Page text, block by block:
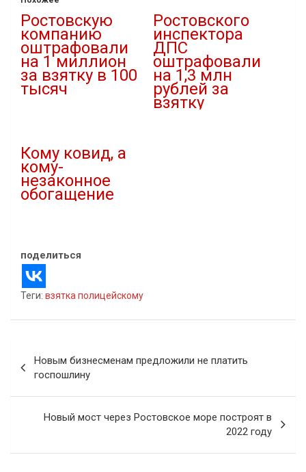
Ростовскую
компанию
оштрафовали
на 1 миллион
за взятку в 100
тысяч
Ростовского
инспектора
ДПС
оштрафовали
на 1,3 млн
рублей за
взятку
Кому ковид, а
кому-
незаконное
обогащение
поделиться
Теги: взятка полицейскому
по
записям
Новым бизнесменам предложили не платить
госпошлину
Новый мост через Ростовское море построят в
2022 году